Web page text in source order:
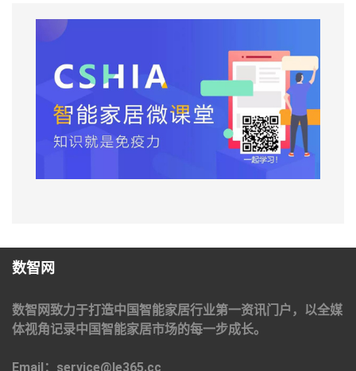
数智网
数智网致力于打造中国智能家居行业第一资讯门户，以全媒
体视角记录中国智能家居市场的每一步成长。
Email：service@le365.cc